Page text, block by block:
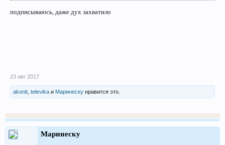
подписываюсь, даже дух захватило
23 авг 2017
akonit televika и Маринеску нравится это.
Маринеску